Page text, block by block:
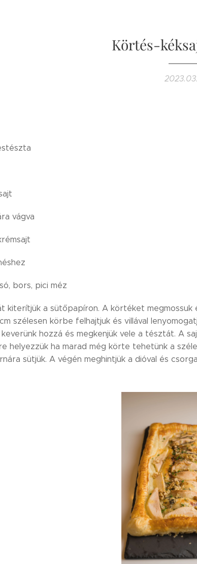
Körtés-
vágva
bors, pici méz
kiterítjük a sütőpapíron. A körtéket megmossuk
szélesen körbe felhajtjuk és villával
hozzá és megkenjük vele a tésztát. A
helyezzük ha marad még körte tehetünk a
sütjük. A végén meghintjük a dióval és